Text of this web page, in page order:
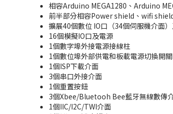
相容Arduino MEGA1280、Arduino
前半部分相容Power shield、wifi
擴展40個數位 IO口（34個伺服機介面
16個模擬IO口及電源
1個數字埠外接電源接線柱
1個數位埠外部供電和板載電源切換開關
1個ISP下載介面
3個串口外接介面
1個重置按鈕
3個Xbee/Bluetooh Bee藍牙無線數傳
1個IIC/I2C/TWI介面